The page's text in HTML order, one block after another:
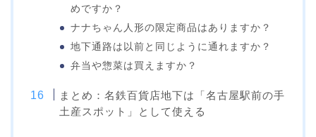
めですか？
ナナちゃん人形の限定商品はありますか？
地下通路は以前と同じように通れますか？
弁当や惣菜は買えますか？
まとめ：名鉄百貨店地下は「名古屋駅前の手
土産スポット」として使える